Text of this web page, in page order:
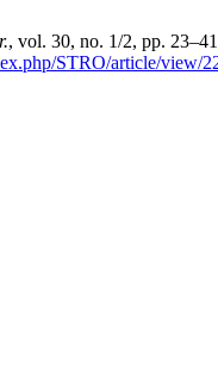
, vol. 30, no. 1/2, pp.
STRO/article/view/